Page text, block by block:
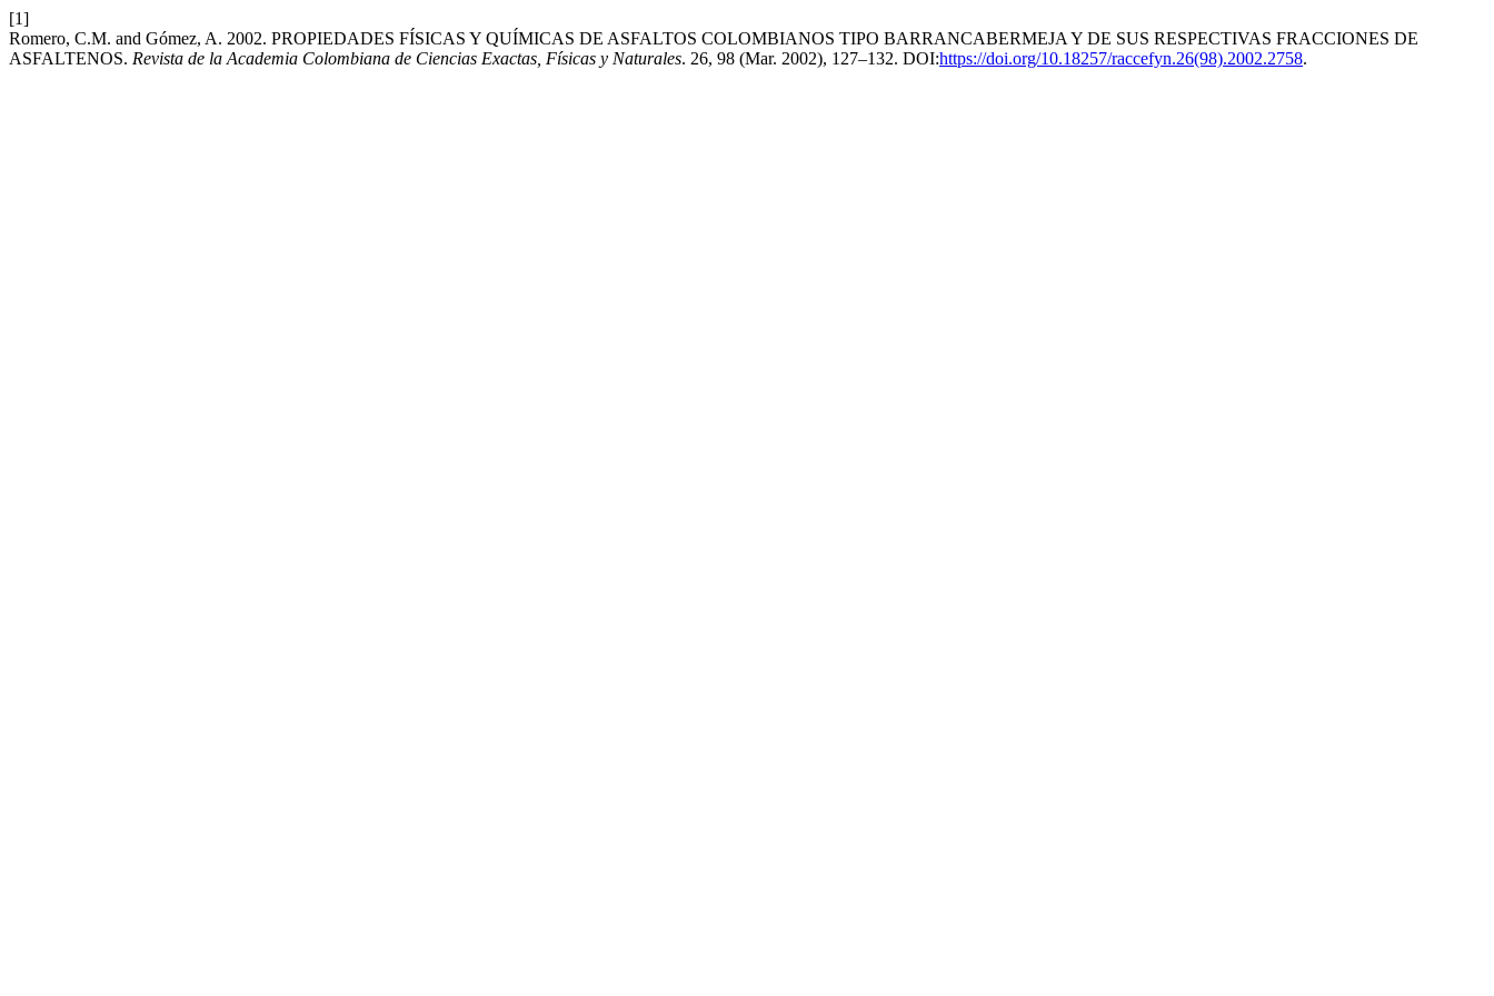
[1]
Romero, C.M. and Gómez, A. 2002. PROPIEDADES FÍSICAS Y QUÍMICAS DE ASFALTOS COLOMBIANOS TIPO BARRANCABERMEJA Y DE SUS RESPECTIVAS FRACCIONES DE
ASFALTENOS. Revista de la Academia Colombiana de Ciencias Exactas, Físicas y Naturales. 26, 98 (Mar. 2002), 127–132. DOI:https://doi.org/10.18257/raccefyn.26(98).2002.2758.